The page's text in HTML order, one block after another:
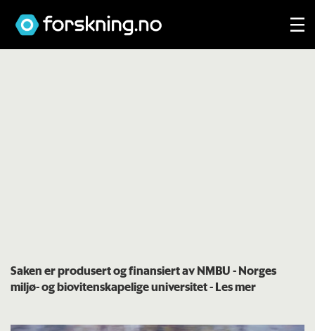
Saken er produsert og finansiert av NMBU - Norges
miljø- og biovitenskapelige universitet- Les mer